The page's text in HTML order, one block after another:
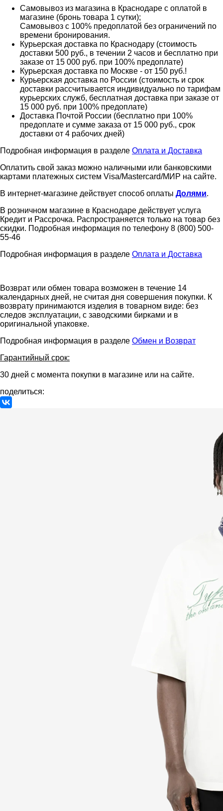
Самовывоз из магазина в Краснодаре с оплатой в
магазине (бронь товара 1 сутки);
Самовывоз с 100% предоплатой без ограничений по
времени бронирования.
Курьерская доставка по Краснодару (стоимость
доставки 500 руб., в течении 2 часов и бесплатно при
заказе от 15 000 руб. при 100% предоплате)
Курьерская доставка по Москве - от 150 руб.!
Курьерская доставка по России (стоимость и срок
доставки рассчитывается индивидуально по тарифам
курьерских служб, бесплатная доставка при заказе от
15 000 руб. при 100% предоплате)
Доставка Почтой России (бесплатно при 100%
предоплате и сумме заказа от 15 000 руб., срок
доставки от 4 рабочих дней)
Подробная информация в разделе Оплата и Доставка
Оплатить свой заказ можно наличными или банковскими
картами платежных систем Visa/Mastercard/МИР на сайте.
В интернет-магазине действует способ оплаты Долями.
В розничном магазине в Краснодаре действует услуга
Кредит и Рассрочка. Распространяется только на товар без
скидки. Подробная информация по телефону 8 (800) 500-
55-46
Подробная информация в разделе Оплата и Доставка
Возврат или обмен товара возможен в течение 14
календарных дней, не считая дня совершения покупки. К
возврату принимаются изделия в товарном виде: без
следов эксплуатации, с заводскими бирками и в
оригинальной упаковке.
Подробная информация в разделе Обмен и Возврат
Гарантийный срок:
30 дней с момента покупки в магазине или на сайте.
поделиться: